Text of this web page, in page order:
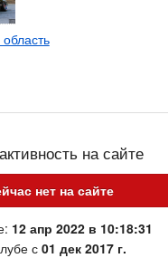
на сайте
нет на сайте
12 апр 2022 в 10:18:31
с 01 дек 2017 г.